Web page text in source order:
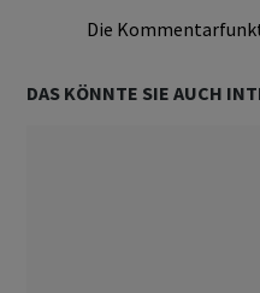
Die
DAS KÖNNTE SIE AUCH